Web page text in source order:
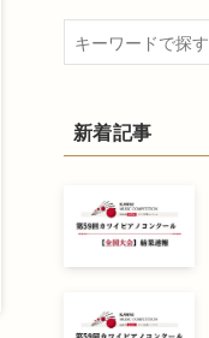
新着記事